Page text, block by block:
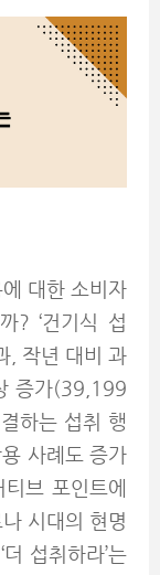
대한 소비자
? ‘건기식 섭
, 작년 대비 과
증가(39,199
하는 섭취 행
사례도 증가
브 포인트에
시대의 현명
섭취하라’는